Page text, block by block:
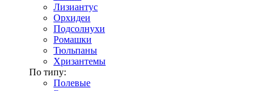
Лизиантус
Орхидеи
Подсолнухи
Ромашки
Тюльпаны
Хризантемы
По типу:
Полевые